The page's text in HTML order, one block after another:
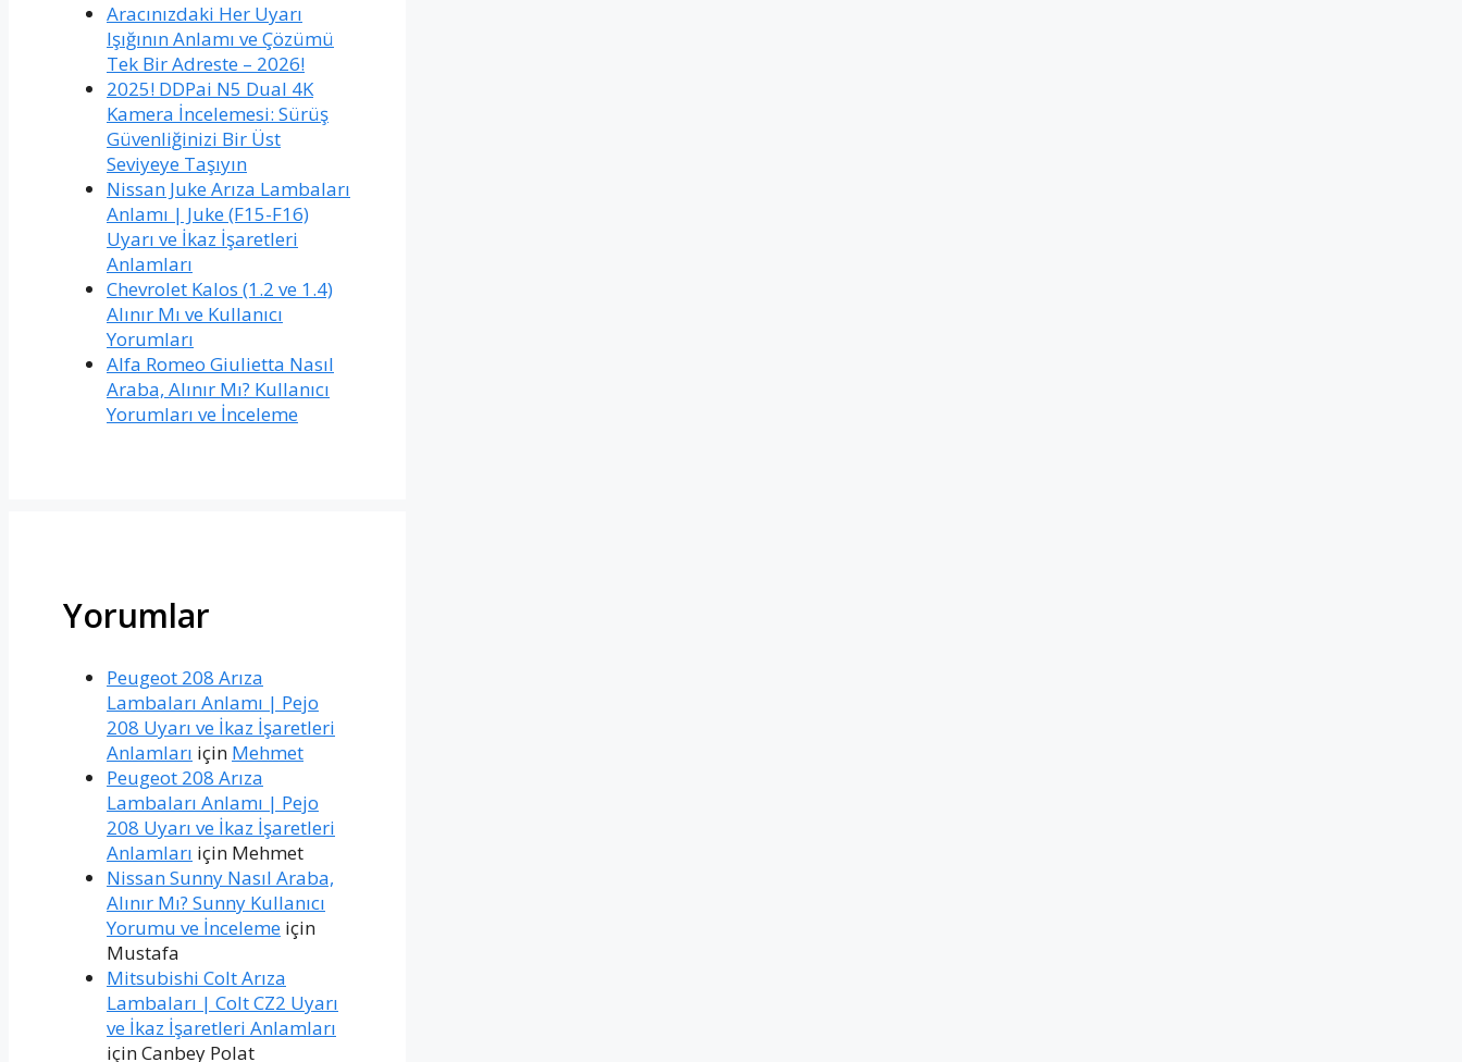
Aracınızdaki Her Uyarı
Işığının Anlamı ve Çözümü
Tek Bir Adreste – 2026!
2025! DDPai N5 Dual 4K
Kamera İncelemesi: Sürüş
Güvenliğinizi Bir Üst
Seviyeye Taşıyın
Nissan Juke Arıza Lambaları
Anlamı | Juke (F15-F16)
Uyarı ve İkaz İşaretleri
Anlamları
Chevrolet Kalos (1.2 ve 1.4)
Alınır Mı ve Kullanıcı
Yorumları
Alfa Romeo Giulietta Nasıl
Araba, Alınır Mı? Kullanıcı
Yorumları ve İnceleme
Yorumlar
Peugeot 208 Arıza
Lambaları Anlamı | Pejo
208 Uyarı ve İkaz İşaretleri
Anlamları için Mehmet
Peugeot 208 Arıza
Lambaları Anlamı | Pejo
208 Uyarı ve İkaz İşaretleri
Anlamları için Mehmet
Nissan Sunny Nasıl Araba,
Alınır Mı? Sunny Kullanıcı
Yorumu ve İnceleme için
Mustafa
Mitsubishi Colt Arıza
Lambaları | Colt CZ2 Uyarı
ve İkaz İşaretleri Anlamları
içinCanbey Polat